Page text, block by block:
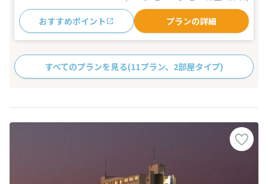
おすすめポイント プランの詳細
すべてのプランを見る(11プラン、2部屋タイプ)